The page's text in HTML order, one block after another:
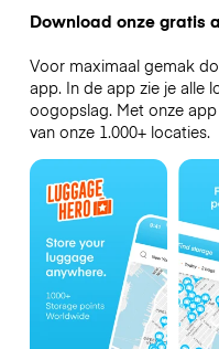
Download onze gratis
Voor maximaal gemak
app. In de app zie je alle
oogopslag. Met onze
van onze 1.000+ locaties.